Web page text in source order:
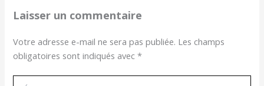
Laisser un commentaire
Votre adresse e-mail ne sera pas publiée. Les champs
obligatoires sont indiqués avec*